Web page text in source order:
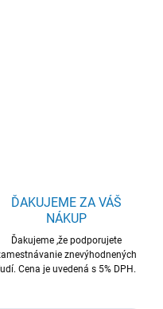
ĎAKUJEME ZA VÁŠ
NÁKUP
Ďakujeme ,že podporujete
znevýhodnených
Cena je uvedená s 5% DPH.